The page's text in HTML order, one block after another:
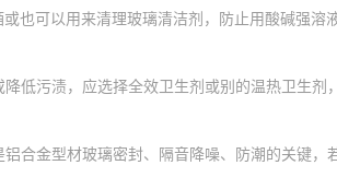
也可以用来清理玻璃清洁剂，防止用酸碱强溶
降低污渍，应选择全效卫生剂或别的温热卫生剂
铝合金型材玻璃密封、隔音降噪、防潮的关键，